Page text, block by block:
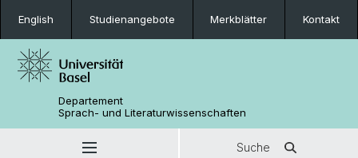
English Studienangebote Merkblätter Kontakt
Departement
Sprach- und Literaturwissenschaften
Suche